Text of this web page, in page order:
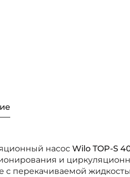
насос Wilo TOP-S
и
с перекачиваемой